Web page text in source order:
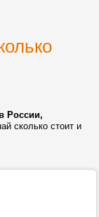
России,
сколько стоит и